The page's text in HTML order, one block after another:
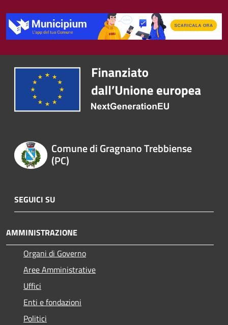
Comune di Gragnano Trebbiense
(PC)
SEGUICI SU
AMMINISTRAZIONE
Organi di Governo
Aree Amministrative
Uffici
Enti e fondazioni
Politici